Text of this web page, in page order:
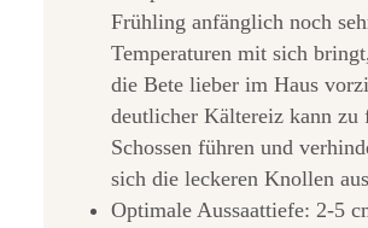
Frühling anfänglich noch
Temperaturen mit sich
die Bete lieber im Haus
deutlicher Kältereiz kann zu
Schossen führen und
sich die leckeren Knollen
Optimale Aussaattiefe: 2-5